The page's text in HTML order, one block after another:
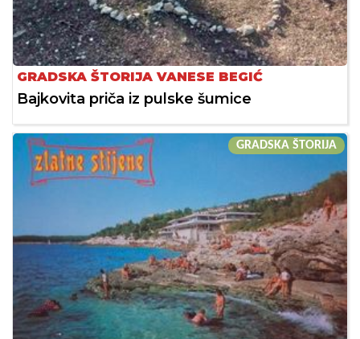
GRADSKA ŠTORIJA VANESE BEGIĆ
Bajkovita priča iz pulske šumice
GRADSKA ŠTORIJA